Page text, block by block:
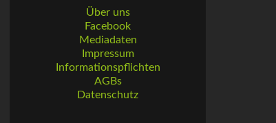
Über uns
Facebook
Mediadaten
Impressum
Informationspflichten
AGBs
Datenschutz